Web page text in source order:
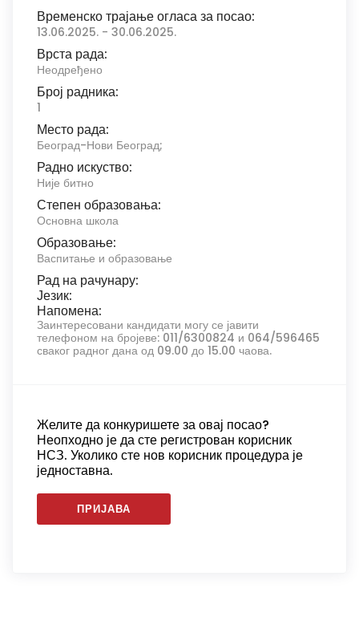
Временско трајање огласа за посао:
13.06.2025. - 30.06.2025.
Врста рада:
Неодређено
Број радника:
1
Место рада:
Београд-Нови Београд;
Радно искуство:
Није битно
Степен образовања:
Основна школа
Образовање:
Васпитање и образовање
Рад на рачунару:
Језик:
Напомена:
Заинтересовани кандидати могу се јавити
телефоном на бројеве: 011/6300824 и 064/596465
сваког радног дана од 09.00 до 15.00 чаова.
Желите да конкуришете за овај посао?
Неопходно је да сте регистрован корисник
НСЗ. Уколико сте нов корисник процедура је
једноставна.
ПРИЈАВА